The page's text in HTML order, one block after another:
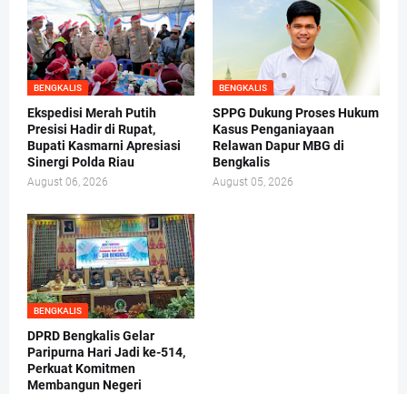
BENGKALIS
Ekspedisi Merah Putih
Presisi Hadir di Rupat,
Bupati Kasmarni Apresiasi
Sinergi Polda Riau
August 06, 2026
BENGKALIS
SPPG Dukung Proses Hukum
Kasus Penganiayaan
Relawan Dapur MBG di
Bengkalis
August 05, 2026
BENGKALIS
DPRD Bengkalis Gelar
Paripurna Hari Jadi ke-514,
Perkuat Komitmen
Membangun Negeri